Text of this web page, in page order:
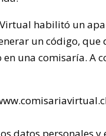
habilitó un
un código, que
una comisaría. A
datos personales y